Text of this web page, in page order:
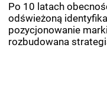
Po 10 latach
odświeżoną
pozycjonowanie
rozbudowana